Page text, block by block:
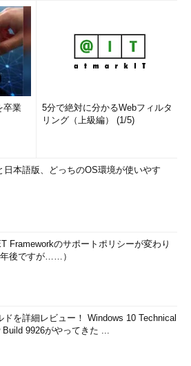
卒業
5分で絶対に分かるWebフィルタ
リング（上級編） (1/5)
日本語版、どっちのOS環境が使いやす
Frameworkのサポートポリシーが変わり
後ですが……）
ドを詳細レビュー！ Windows 10 Technical
Build 9926がやってきた ...